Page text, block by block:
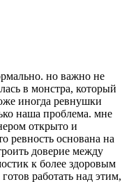
но важно не
в монстра, который
иногда ревнушки
наша проблема. мне
открыто и
ревность основана на
доверие между
к более здоровым
работать над этим,